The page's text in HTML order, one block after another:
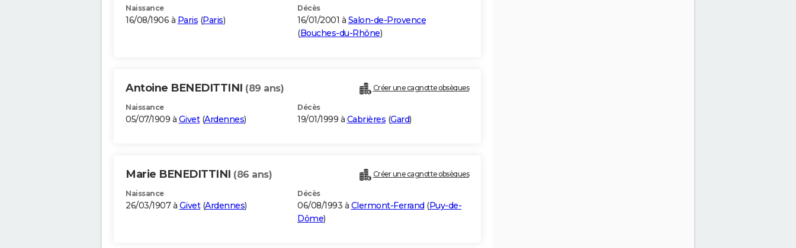
Naissance
16/08/1906 à Paris (Paris)
Décès
16/01/2001 à Salon-de-Provence
(Bouches-du-Rhône)
Antoine BENEDITTINI (89 ans) Créer une cagnotte obsèques
Naissance
05/07/1909 à Givet(Ardennes)
Décès
19/01/1999 à Cabrières (Gard)
Marie BENEDITTINI (86 ans) Créer une cagnotte obsèques
Naissance
26/03/1907 à Givet(Ardennes)
Décès
06/08/1993 à Clermont-Ferrand (Puy-de-
Dôme)